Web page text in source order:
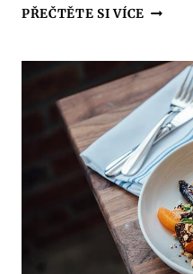
PŘEČTĚTE SI VÍCE ZDRAVÝ
PLNÝ
CHUTI
A
BAREV